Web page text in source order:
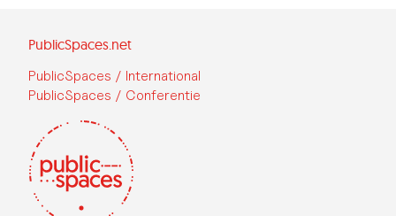
PublicSpaces.net
PublicSpaces / International
PublicSpaces / Conferentie